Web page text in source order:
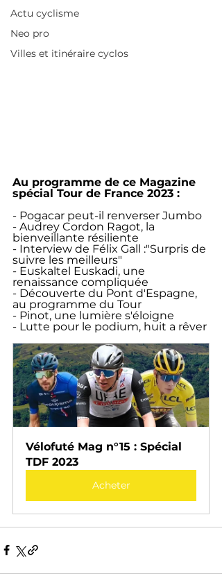
Actu cyclisme
Neo pro
Villes et itinéraire cyclos
Au programme de ce Magazine
spécial Tour de France 2023 :
- Pogacar peut-il renverser Jumbo
- Audrey Cordon Ragot, la
bienveillante résiliente
- Interview de Félix Gall :"Surpris de
suivre les meilleurs"
- Euskaltel Euskadi, une
renaissance compliquée
- Découverte du Pont d'Espagne,
au programme du Tour
- Pinot, une lumière s'éloigne
- Lutte pour le podium, huit a rêver
Vélofuté Mag n°15 : Spécial
TDF 2023
Acheter